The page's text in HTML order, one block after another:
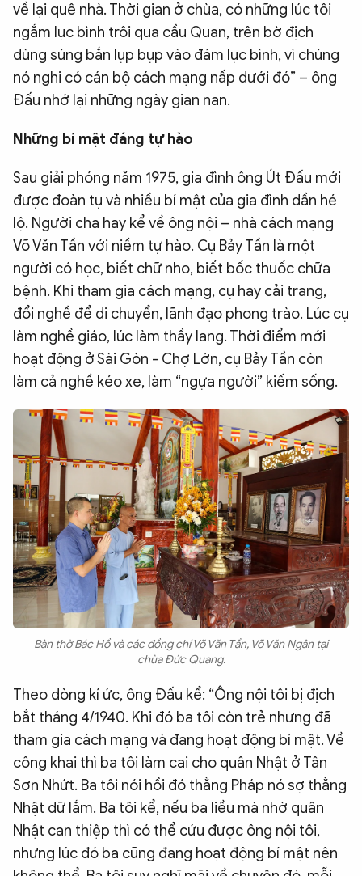
về lại quê nhà. Thời gian ở chùa, có những lúc tôi
ngắm lục bình trôi qua cầu Quan, trên bờ địch
dùng súng bắn lụp bụp vào đám lục bình, vì chúng
nó nghi có cán bộ cách mạng nấp dưới đó” – ông
Đấu nhớ lại những ngày gian nan.
Những bí mật đáng tự hào
Sau giải phóng năm 1975, gia đình ông Út Đấu mới
được đoàn tụ và nhiều bí mật của gia đình dần hé
lộ. Người cha hay kể về ông nội – nhà cách mạng
Võ Văn Tần với niềm tự hào. Cụ Bảy Tần là một
người có học, biết chữ nho, biết bốc thuốc chữa
bệnh. Khi tham gia cách mạng, cụ hay cải trang,
đổi nghề để di chuyển, lãnh đạo phong trào. Lúc cụ
làm nghề giáo, lúc làm thầy lang. Thời điểm mới
hoạt động ở Sài Gòn - Chợ Lớn, cụ Bảy Tần còn
làm cả nghề kéo xe, làm “ngựa người” kiếm sống.
Bàn thờ Bác Hồ và các đồng chí Võ Văn Tần, Võ Văn Ngân tại
chùa Đức Quang.
Theo dòng kí ức, ông Đấu kể: “Ông nội tôi bị địch
bắt tháng 4/1940. Khi đó ba tôi còn trẻ nhưng đã
tham gia cách mạng và đang hoạt động bí mật. Về
công khai thì ba tôi làm cai cho quân Nhật ở Tân
Sơn Nhứt. Ba tôi nói hồi đó thằng Pháp nó sợ thằng
Nhật dữ lắm. Ba tôi kể, nếu ba liều mà nhờ quân
Nhật can thiệp thì có thể cứu được ông nội tôi,
nhưng lúc đó ba cũng đang hoạt động bí mật nên